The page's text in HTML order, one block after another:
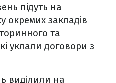
підуть на
окремих закладів
та
уклали договори з
виділили на